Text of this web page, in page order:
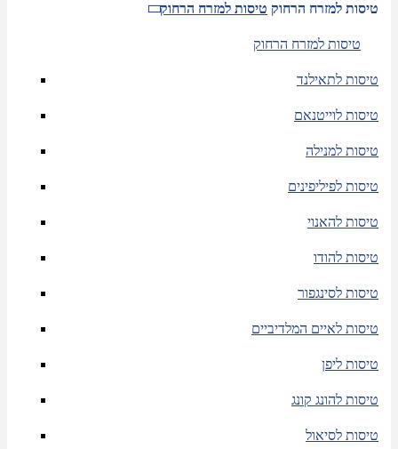
טיסות למזרח הרחוק טיסות למזרח הרחוק
טיסות למזרח הרחוק
טיסות לתאילנד
טיסות לוייטנאם
טיסות למנילה
טיסות לפיליפינים
טיסות להאנוי
טיסות להודו
טיסות לסינגפור
טיסות לאיים המלדיביים
טיסות ליפן
טיסות להונג קונג
טיסות לסיאול